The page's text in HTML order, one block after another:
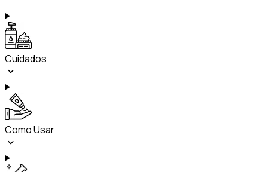
Cuidados
Como Usar